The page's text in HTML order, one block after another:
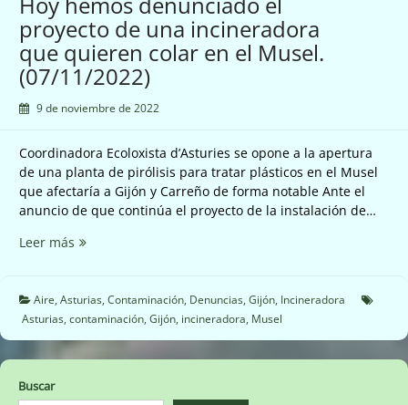
☢️◼️
🏖
proyecto de una incineradora
que quieren colar en el Musel.
(07/11/2022)
9 de noviembre de 2022
Coordinadora Ecoloxista d’Asturies se opone a la apertura
de una planta de pirólisis para tratar plásticos en el Musel
que afectaría a Gijón y Carreño de forma notable Ante el
anuncio de que continúa el proyecto de la instalación de…
Leer más Hoy
el
proyecto
de
una
Aire, Asturias, Contaminación, Denuncias, Gijón, Incineradora
Asturias, contaminación, Gijón, incineradora, Musel
Buscar